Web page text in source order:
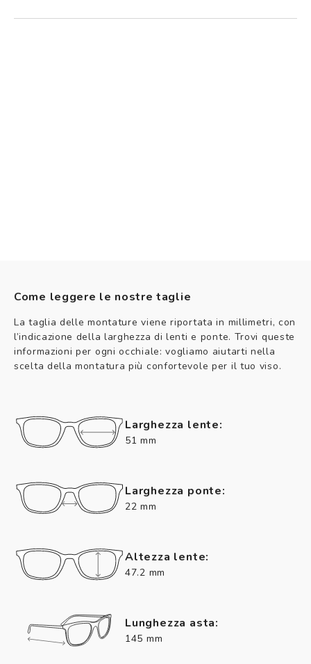
Come leggere le nostre taglie
La taglia delle montature viene riportata in millimetri, con
l’indicazione della larghezza di lenti e ponte. Trovi queste
informazioni per ogni occhiale: vogliamo aiutarti nella
scelta della montatura più confortevole per il tuo viso.
Larghezza lente:
51 mm
Larghezza ponte:
22 mm
Altezza lente:
47.2 mm
Lunghezza asta:
145 mm